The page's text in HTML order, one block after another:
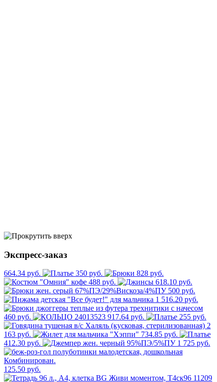
Экспресс-заказ
664.34 руб. 350 руб.
828 руб.
488 руб.
618.10 руб.
500 руб.
1 516.20 руб.
460 руб. 917.64 руб.
255 руб.
2
163 руб.
734.85 руб.
412.30 руб.
1 725 руб.
125.50 руб.